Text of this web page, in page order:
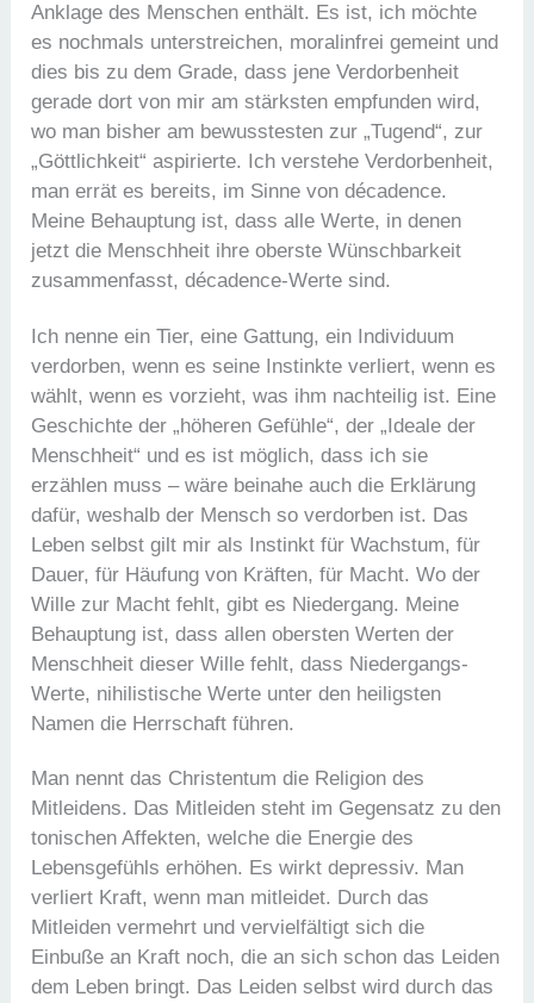
Anklage des Menschen enthält. Es ist, ich möchte
es nochmals unterstreichen, moralinfrei gemeint und
dies bis zu dem Grade, dass jene Verdorbenheit
gerade dort von mir am stärksten empfunden wird,
wo man bisher am bewusstesten zur „Tugend“, zur
„Göttlichkeit“ aspirierte. Ich verstehe Verdorbenheit,
man errät es bereits, im Sinne von décadence.
Meine Behauptung ist, dass alle Werte, in denen
jetzt die Menschheit ihre oberste Wünschbarkeit
zusammenfasst, décadence-Werte sind.
Ich nenne ein Tier, eine Gattung, ein Individuum
verdorben, wenn es seine Instinkte verliert, wenn es
wählt, wenn es vorzieht, was ihm nachteilig ist. Eine
Geschichte der „höheren Gefühle“, der „Ideale der
Menschheit“ und es ist möglich, dass ich sie
erzählen muss – wäre beinahe auch die Erklärung
dafür, weshalb der Mensch so verdorben ist. Das
Leben selbst gilt mir als Instinkt für Wachstum, für
Dauer, für Häufung von Kräften, für Macht. Wo der
Wille zur Macht fehlt, gibt es Niedergang. Meine
Behauptung ist, dass allen obersten Werten der
Menschheit dieser Wille fehlt, dass Niedergangs-
Werte, nihilistische Werte unter den heiligsten
Namen die Herrschaft führen.
Man nennt das Christentum die Religion des
Mitleidens. Das Mitleiden steht im Gegensatz zu den
tonischen Affekten, welche die Energie des
Lebensgefühls erhöhen. Es wirkt depressiv. Man
verliert Kraft, wenn man mitleidet. Durch das
Mitleiden vermehrt und vervielfältigt sich die
Einbuße an Kraft noch, die an sich schon das Leiden
dem Leben bringt. Das Leiden selbst wird durch das